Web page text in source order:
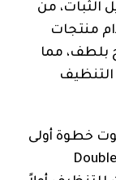
الثبات، من
منتجات
بلطف، مما
التنظيف
خطوة أولى
مثالية في روتين «التنظيف المزدوج” Double